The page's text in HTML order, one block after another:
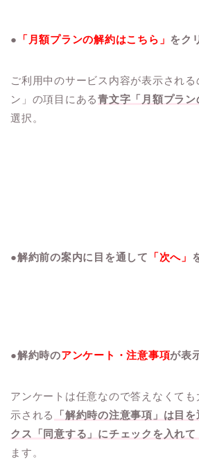
● 「月額プランの解約はこちら」 をク
ご利用中のサービス内容が表示され
ン」の項目にある青文字「月額プラン
選択。
●解約前の案内に目を通して 「次へ」
●解約時のアンケート・注意事項が表
アンケートは任意なので答えなくて
示される
「解約時の注意事項」は目
クス「同意する」にチェックを入れて
ます。